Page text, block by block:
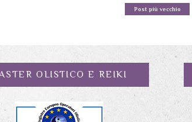
Post più vecchio
OLISTICO E REIKI